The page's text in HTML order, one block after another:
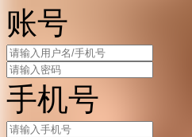
账号
手机号